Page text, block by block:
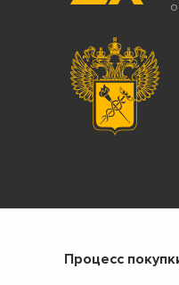
Процесс